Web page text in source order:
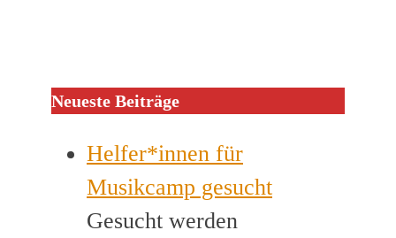
Neueste Beiträge
Helfer*innen für
Musikcamp gesucht
Gesucht werden